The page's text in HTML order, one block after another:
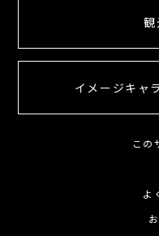
観
イメージキャ
この
よ